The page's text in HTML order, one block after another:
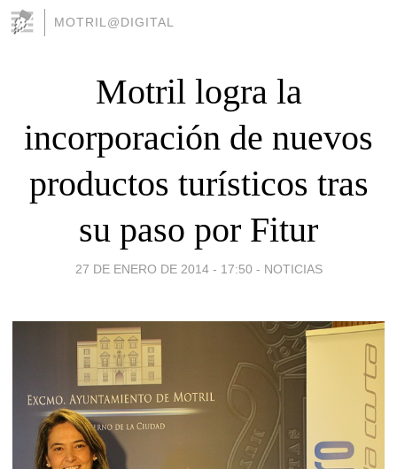
MOTRIL@DIGITAL
Motril logra la
incorporación de nuevos
productos turísticos tras
su paso por Fitur
27 DE ENERO DE 2014 - 17:50 - NOTICIAS